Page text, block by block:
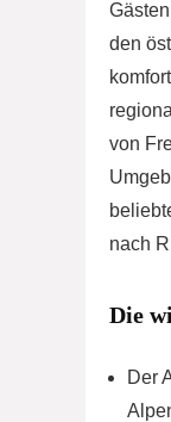
den
von
nach
Die
Der